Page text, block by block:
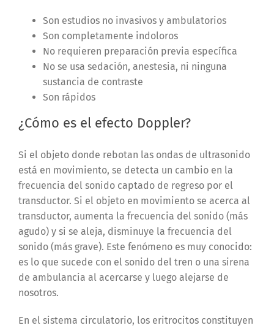
Son estudios no invasivos y ambulatorios
Son completamente indoloros
No requieren preparación previa específica
No se usa sedación, anestesia, ni ninguna
sustancia de contraste
Son rápidos
¿Cómo es el efecto Doppler?
Si el objeto donde rebotan las ondas de ultrasonido
está en movimiento, se detecta un cambio en la
frecuencia del sonido captado de regreso por el
transductor. Si el objeto en movimiento se acerca al
transductor, aumenta la frecuencia del sonido (más
agudo) y si se aleja, disminuye la frecuencia del
sonido (más grave). Este fenómeno es muy conocido:
es lo que sucede con el sonido del tren o una sirena
de ambulancia al acercarse y luego alejarse de
nosotros.
En el sistema circulatorio, los eritrocitos constituyen